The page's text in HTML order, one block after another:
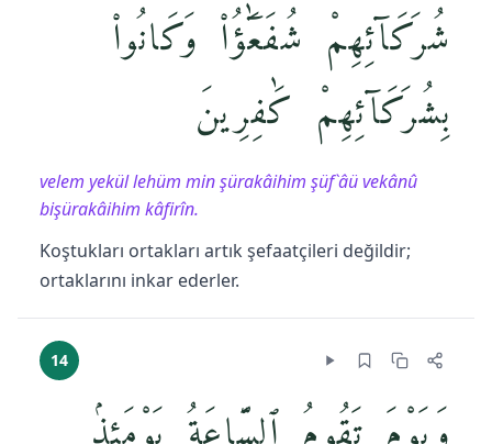
شُرَكَآئِهِمْ شُفَعَٰٓؤُا۟ وَكَانُوا۟
بِشُرَكَآئِهِمْ كَٰفِرِينَ
velem yekül lehüm min şürakâihim şüf`âü vekânû
bişürakâihim kâfirîn.
Koştukları ortakları artık şefaatçileri değildir;
ortaklarını inkar ederler.
14